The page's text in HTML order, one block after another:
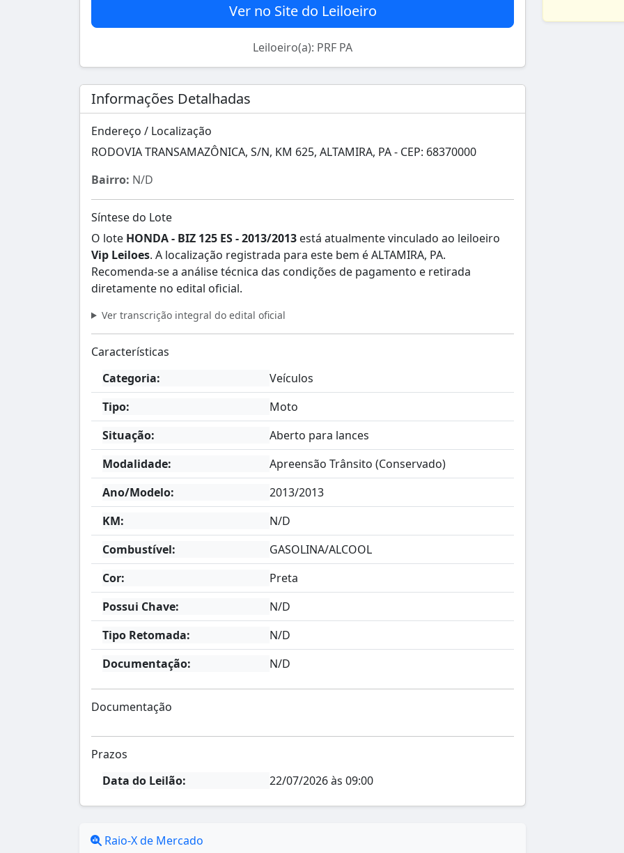
Ver no Site do Leiloeiro
Leiloeiro(a): PRF PA
Informações Detalhadas
Endereço / Localização
RODOVIA TRANSAMAZÔNICA, S/N, KM 625, ALTAMIRA, PA - CEP: 68370000
Bairro: N/D
Síntese do Lote
O lote HONDA - BIZ 125 ES - 2013/2013 está atualmente vinculado ao leiloeiro
Vip Leiloes. A localização registrada para este bem é ALTAMIRA, PA.
Recomenda-se a análise técnica das condições de pagamento e retirada
diretamente no edital oficial.
Ver transcrição integral do edital oficial
Características
Categoria:
Veículos
Tipo:
Moto
Situação:
Aberto para lances
Modalidade:
Apreensão Trânsito (Conservado)
Ano/Modelo:
2013/2013
KM:
N/D
Combustível:
GASOLINA/ALCOOL
Cor:
Preta
Possui Chave:
N/D
Tipo Retomada:
N/D
Documentação:
N/D
Documentação
Prazos
Data do Leilão:
22/07/2026 às 09:00
Raio-X de Mercado